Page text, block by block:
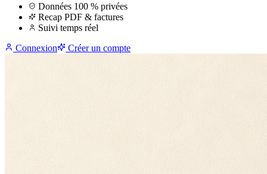
Données 100 % privées
Recap PDF & factures
Suivi temps réel
Connexion
Créer un compte